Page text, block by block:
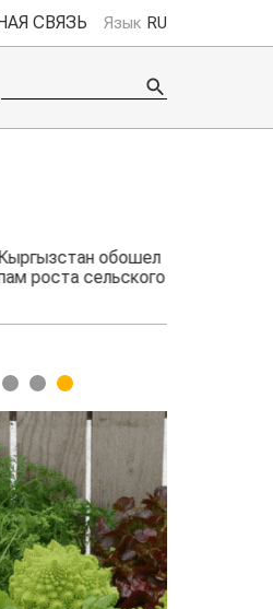
СВЯЗЬ Язык RU
обошел
роста сельского фермеры
3 4 5